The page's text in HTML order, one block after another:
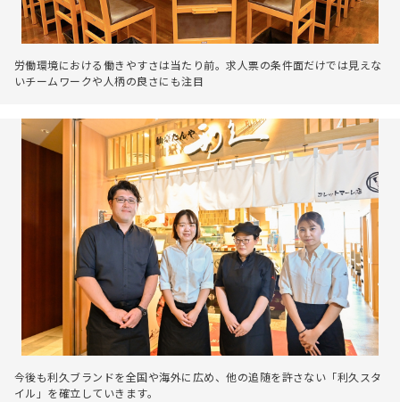
労働環境における働きやすさは当たり前。求人票の条件面だけでは見えな
いチームワークや人柄の良さにも注目
今後も利久ブランドを全国や海外に広め、他の追随を許さない「利久スタ
イル」を確立していきます。